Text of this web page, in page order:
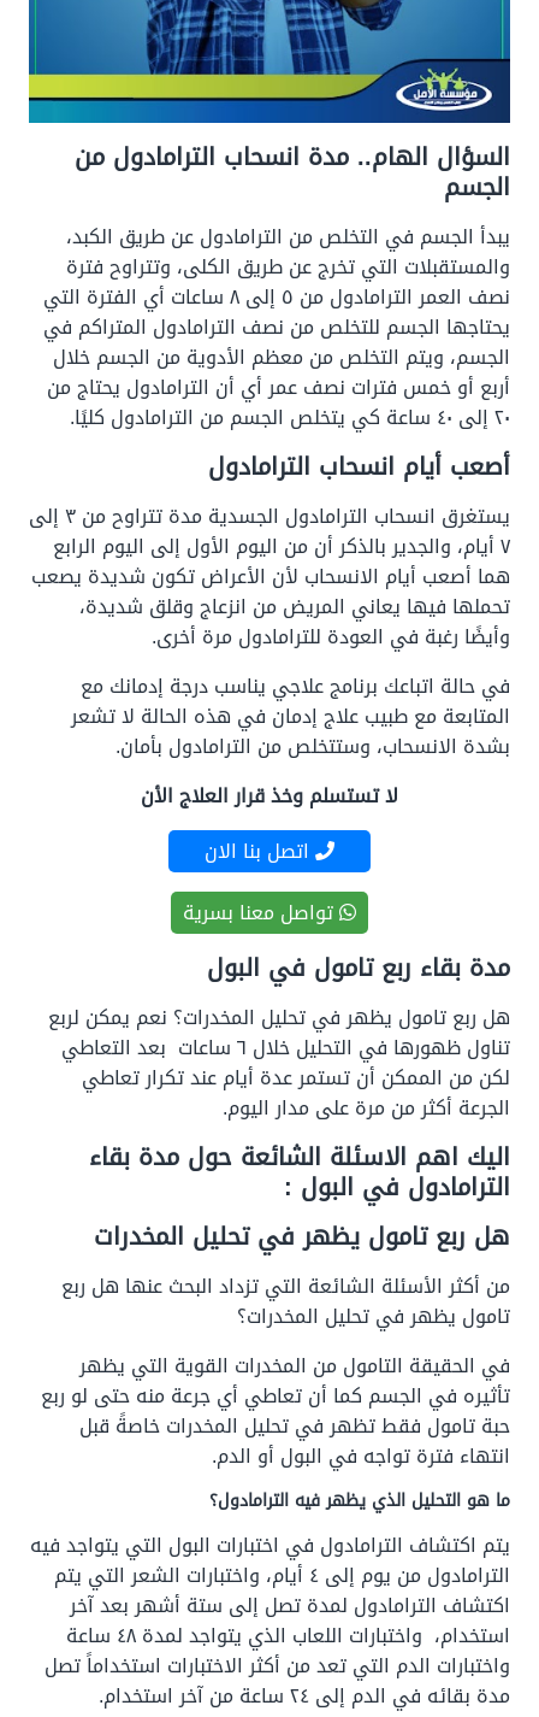
السؤال الهام.. مدة انسحاب الترامادول من
الجسم
يبدأ الجسم في التخلص من الترامادول عن طريق الكبد،
والمستقبلات التي تخرج عن طريق الكلى، وتتراوح فترة
نصف العمر الترامادول من ٥ إلى ٨ ساعات أي الفترة التي
يحتاجها الجسم للتخلص من نصف الترامادول المتراكم في
الجسم، ويتم التخلص من معظم الأدوية من الجسم خلال
أربع أو خمس فترات نصف عمر أي أن الترامادول يحتاج من
٢٠ إلى ٤٠ ساعة كي يتخلص الجسم من الترامادول كليًا.
أصعب أيام انسحاب الترامادول
يستغرق انسحاب الترامادول الجسدية مدة تتراوح من ٣ إلى
٧ أيام، والجدير بالذكر أن من اليوم الأول إلى اليوم الرابع
هما أصعب أيام الانسحاب لأن الأعراض تكون شديدة يصعب
تحملها فيها يعاني المريض من انزعاج وقلق شديدة،
وأيضًا رغبة في العودة للترامادول مرة أخرى.
في حالة اتباعك برنامج علاجي يناسب درجة إدمانك مع
المتابعة مع طبيب علاج إدمان في هذه الحالة لا تشعر
بشدة الانسحاب، وستتخلص من الترامادول بأمان.
لا تستسلم وخذ قرار العلاج الأن
اتصل بنا الان
تواصل معنا بسرية
مدة بقاء ربع تامول في البول
هل ربع تامول يظهر في تحليل المخدرات؟ نعم يمكن لربع
تناول ظهورها في التحليل خلال ٦ ساعات بعد التعاطي
لكن من الممكن أن تستمر عدة أيام عند تكرار تعاطي
الجرعة أكثر من مرة على مدار اليوم.
اليك اهم الاسئلة الشائعة حول مدة بقاء
الترامادول في البول :
هل ربع تامول يظهر في تحليل المخدرات
من أكثر الأسئلة الشائعة التي تزداد البحث عنها هل ربع
تامول يظهر في تحليل المخدرات؟
في الحقيقة التامول من المخدرات القوية التي يظهر
تأثيره في الجسم كما أن تعاطي أي جرعة منه حتى لو ربع
حبة تامول فقط تظهر في تحليل المخدرات خاصةً قبل
انتهاء فترة تواجه في البول أو الدم.
ما هو التحليل الذي يظهر فيه الترامادول؟
يتم اكتشاف الترامادول في اختبارات البول التي يتواجد فيه
الترامادول من يوم إلى ٤ أيام، واختبارات الشعر التي يتم
اكتشاف الترامادول لمدة تصل إلى ستة أشهر بعد آخر
استخدام، واختبارات اللعاب الذي يتواجد لمدة ٤٨ ساعة
واختبارات الدم التي تعد من أكثر الاختبارات استخداماً تصل
مدة بقائه في الدم إلى ٢٤ ساعة من آخر استخدام.